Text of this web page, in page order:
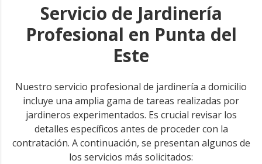
Servicio de Jardinería
Profesional en Punta del
Este
Nuestro servicio profesional de jardinería a domicilio
incluye una amplia gama de tareas realizadas por
jardineros experimentados. Es crucial revisar los
detalles específicos antes de proceder con la
contratación. A continuación, se presentan algunos de
los servicios más solicitados: